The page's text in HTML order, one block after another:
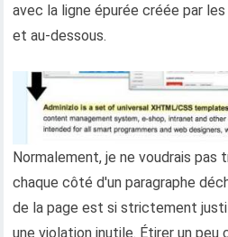
avec la ligne épurée créée par
et au-dessous.
Normalement, je ne voudrais
chaque côté d'un paragraphe
de la page est si strictement
une violation inutile. Étirer un peu